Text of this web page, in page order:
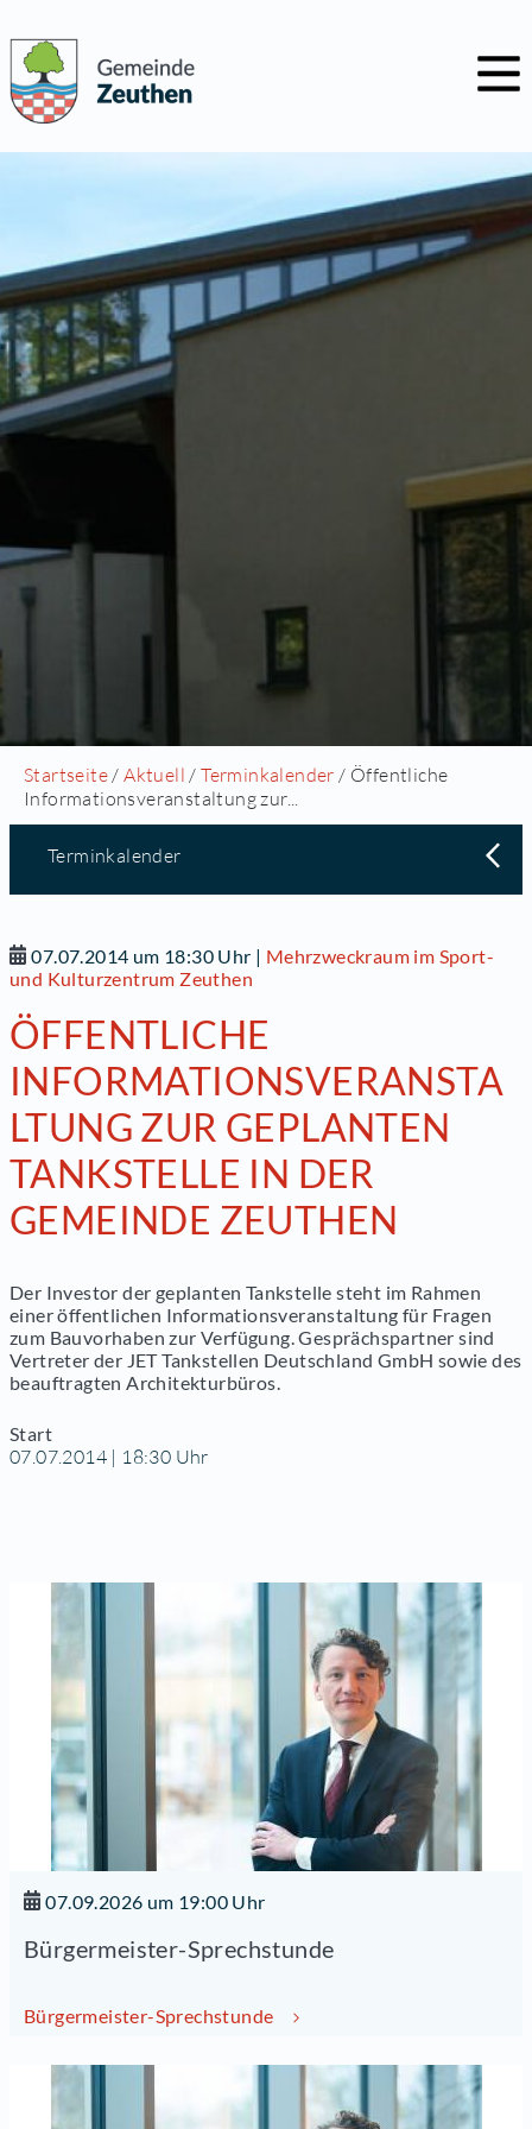
Startseite /Aktuell /Terminkalender / Öffentliche
Informationsveranstaltung zur...
Terminkalender
07.07.2014 um 18:30 Uhr | Mehrzweckraum im Sport-
und Kulturzentrum Zeuthen
ÖFFENTLICHE
INFORMATIONSVERANSTA
LTUNG ZUR GEPLANTEN
TANKSTELLE IN DER
GEMEINDE ZEUTHEN
Der Investor der geplanten Tankstelle steht im Rahmen
einer öffentlichen Informationsveranstaltung für Fragen
zum Bauvorhaben zur Verfügung. Gesprächspartner sind
Vertreter der JET Tankstellen Deutschland GmbH sowie des
beauftragten Architekturbüros.
Start
07.07.2014 | 18:30 Uhr
07.09.2026 um 19:00 Uhr
Bürgermeister-Sprechstunde
Bürgermeister-Sprechstunde